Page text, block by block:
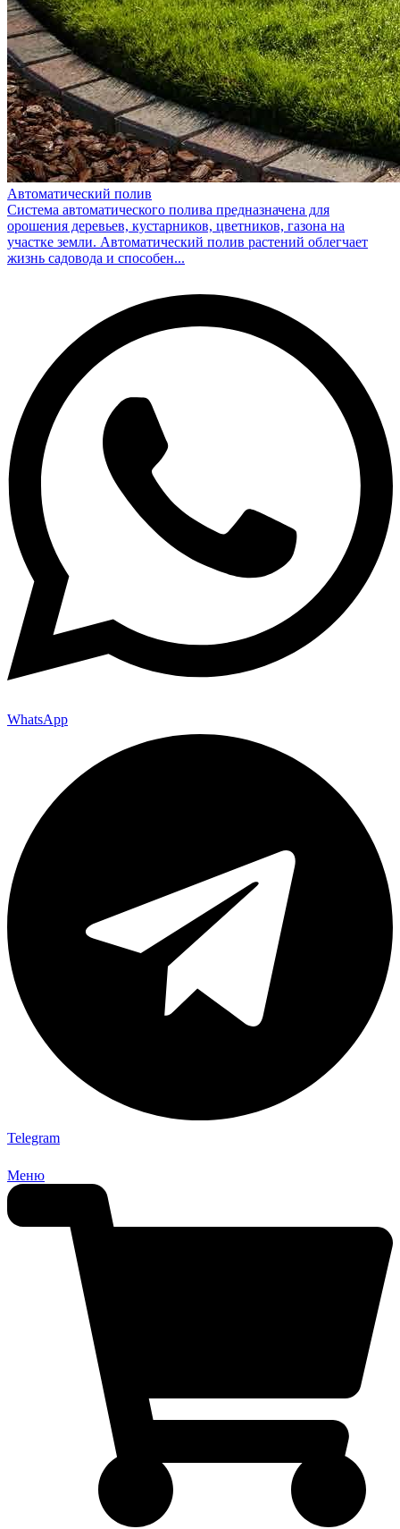
Автоматический полив
Система автоматического полива предназначена для
орошения деревьев, кустарников, цветников, газона на
участке земли. Автоматический полив растений облегчает
жизнь садовода и способен...
WhatsApp
Telegram
Меню